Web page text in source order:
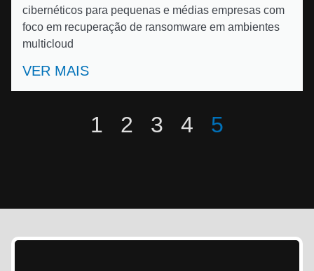
cibernéticos para pequenas e médias empresas com
foco em recuperação de ransomware em ambientes
multicloud
VER MAIS
1 2 3 4 5